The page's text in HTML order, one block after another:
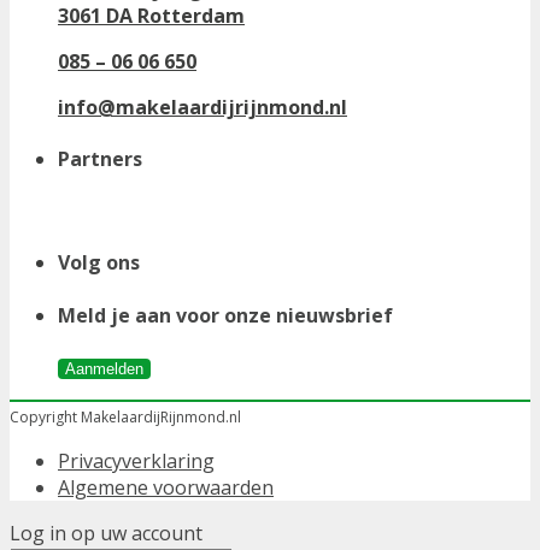
3061 DA Rotterdam
085 – 06 06 650
info@makelaardijrijnmond.nl
Partners
Volg ons
Meld je aan voor onze nieuwsbrief
Aanmelden
Copyright MakelaardijRijnmond.nl
Privacyverklaring
Algemene voorwaarden
Log in op uw account